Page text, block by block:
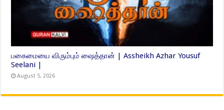
பகைமையை விரும்பும் ஷைத்தான் | Assheikh Azhar Yousuf
Seelani |
August 5, 2026